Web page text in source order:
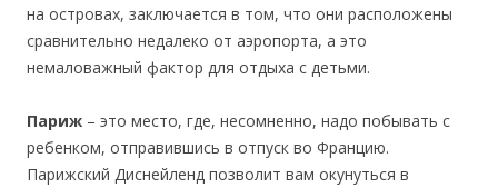
на островах, заключается в том, что они расположены
сравнительно недалеко от аэропорта, а это
немаловажный фактор для отдыха с детьми.
Париж – это место, где, несомненно, надо побывать с
ребенком, отправившись в отпуск во Францию.
Парижский Диснейленд позволит вам окунуться в